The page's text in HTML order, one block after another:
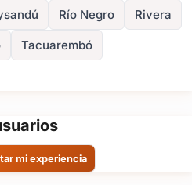
Río Negro Rivera
Tacuarembó
mi experiencia